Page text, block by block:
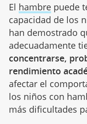
El hambrepuede
capacidad de los
han demostrado
adecuadamente
concentrarse,
rendimiento
afectar el
los niños con
más dificultades